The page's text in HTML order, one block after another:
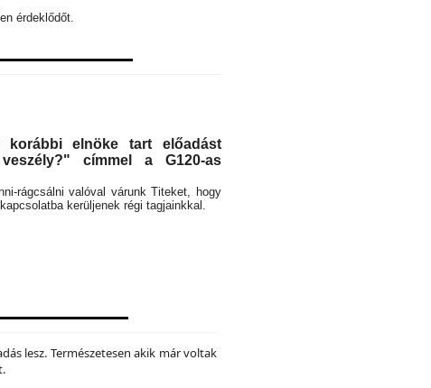
érdeklődőt.
elnöke tart előadást
címmel a G120-as
rágcsálni valóval várunk Titeket, hogy
kerüljenek régi tagjainkkal.
lesz. Természetesen akik már voltak